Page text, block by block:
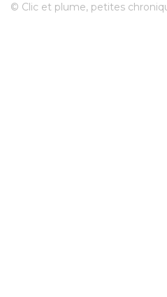
© Clic et plume, petites